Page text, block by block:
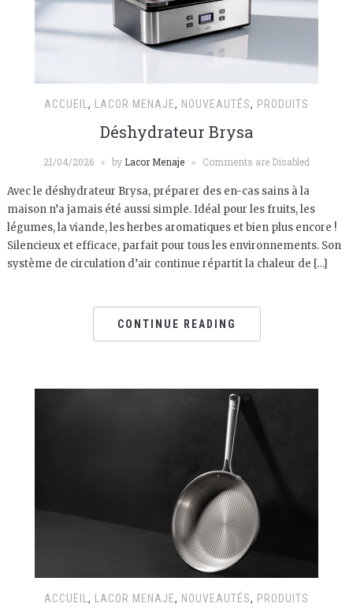
ACCUEIL , LACOR MENAJE, NOUVEAUTÉS, PRODUITS
Déshydrateur Brysa
21/04/2026 by Lacor Menaje Comments are Disabled
Avec le déshydrateur Brysa, préparer des en-cas sains à la
maison n’a jamais été aussi simple. Idéal pour les fruits, les
légumes, la viande, les herbes aromatiques et bien plus encore !
Silencieux et efficace, parfait pour tous les environnements. Son
système de circulation d’air continue répartit la chaleur de […]
CONTINUE READING
ACCUEIL , LACOR MENAJE, NOUVEAUTÉS, PRODUITS